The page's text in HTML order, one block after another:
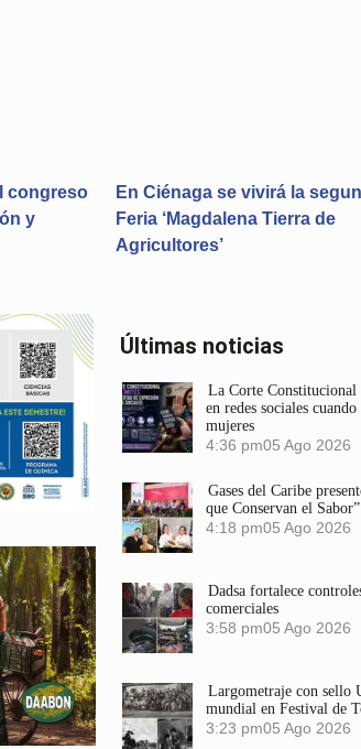
congreso
y
En Ciénaga se vivirá la
Feria ‘Magdalena Tierra de
Agricultores’
Últimas noticias
La Corte
en redes sociales
mujeres
4:36 pm05 Ago 2026
Gases del Caribe
que Conservan el Sabor”
4:18 pm05 Ago 2026
Dadsa fortalece
comerciales
3:58 pm05 Ago 2026
Largometraje con sello
mundial en Festival de
3:23 pm05 Ago 2026